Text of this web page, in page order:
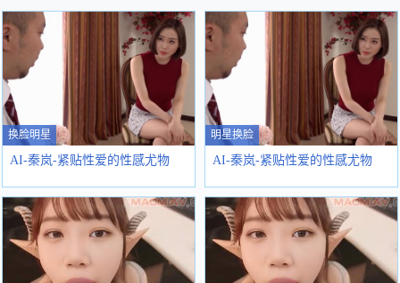
换脸明星
AI-秦岚-紧贴性爱的性感尤物
明星换脸
AI-秦岚-紧贴性爱的性感尤物